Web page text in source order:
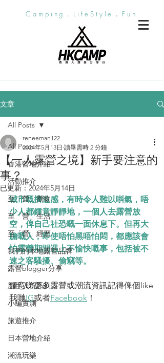
Camping．LifeStyle．Fun
文章
All Posts
香港營地介紹
活動推介
至「營」潮物
至「營」生活
至「營」經歷
我們的本地露營品牌
露營blogger分享
新手入坑系列
小編實測
旅遊推介
日本營地介紹
潮流玩樂
All Posts
【一人露營之境】新手要注意的
事？
reneeman122
2024年5月13日 讀畢需時 2 分鐘
已更新： 2024年5月14日
城市嘅擠迫感，有時令人難以唞氣，唔
少人都鍾意靜靜地，一個人去露營放
空，俾自己社恐嘅一面休息下。但再大
膽嘅人，即使唔怕黑唔怕悶，都應該會
怕露營期間遇上不愉快嘅事，包括被不
速之客騷擾、偷竊等。
鍾意睇更多露營或潮流資訊記得俾個like
我哋IG或者Facebook ！